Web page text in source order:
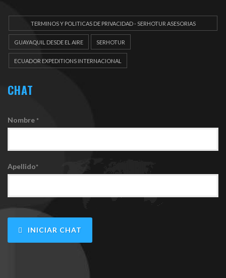
TERMINOS Y POLITICAS DE PRIVACIDAD - SERHOTUR ASESORIAS
GUAYAQUIL DESDE EL AIRE SERHOTUR
ECUADOR EXPEDITIONS INTERNACIONAL
CHAT
Nombre *
Apellido*
INICIAR CHAT